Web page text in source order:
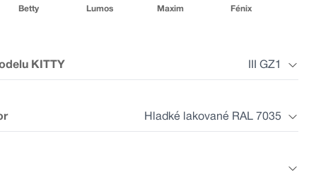
Betty Lumos Maxim Fénix
KITTY III GZ1
Hladké lakované RAL 7035